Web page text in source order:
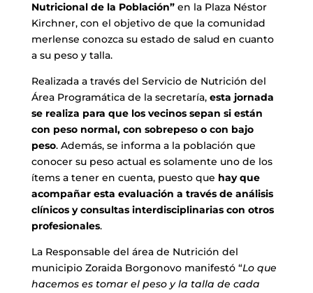
Nutricional de la Población”en la Plaza Néstor
Kirchner, con el objetivo de que la comunidad
merlense conozca su estado de salud en cuanto
a su peso y talla.
Realizada a través del Servicio de Nutrición del
Área Programática de la secretaría, esta jornada
se realiza para que los vecinos sepan si están
con peso normal, con sobrepeso o con bajo
peso. Además, se informa a la población que
conocer su peso actual es solamente uno de los
ítems a tener en cuenta, puesto que hay que
acompañar esta evaluación a través de análisis
clínicos y consultas interdisciplinarias con otros
profesionales.
La Responsable del área de Nutrición del
municipio Zoraida Borgonovo manifestó “Lo que
hacemos es tomar el peso y la talla de cada